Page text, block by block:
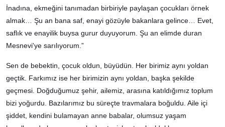
İnadına, ekmeğini tanımadan birbiriyle paylaşan çocukları örnek
almak… Şu an bana saf, enayi gözüyle bakanlara gelince… Evet,
saflık ve enayilik buysa gurur duyuyorum. Şu an elimde duran
Mesnevi'ye sarılıyorum.”
Sen de bebektin, çocuk oldun, büyüdün. Her birimiz aynı yoldan
geçtik. Farkımız ise her birimizin aynı yoldan, başka şekilde
geçmesi. Doğduğumuz şehir, ailemiz, arasına katıldığımız toplum
bizi yoğurdu. Bazılarımız bu süreçte travmalara boğuldu. Aile içi
şiddet, kendini bulamayan anne babalar, olumsuz yaşam